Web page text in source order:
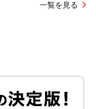
一覧を見る